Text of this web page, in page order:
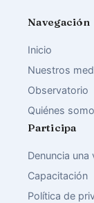
Navegación
Inicio
Nuestros
Observatorio
Quiénes
Participa
Denuncia una
Capacitación
Política de